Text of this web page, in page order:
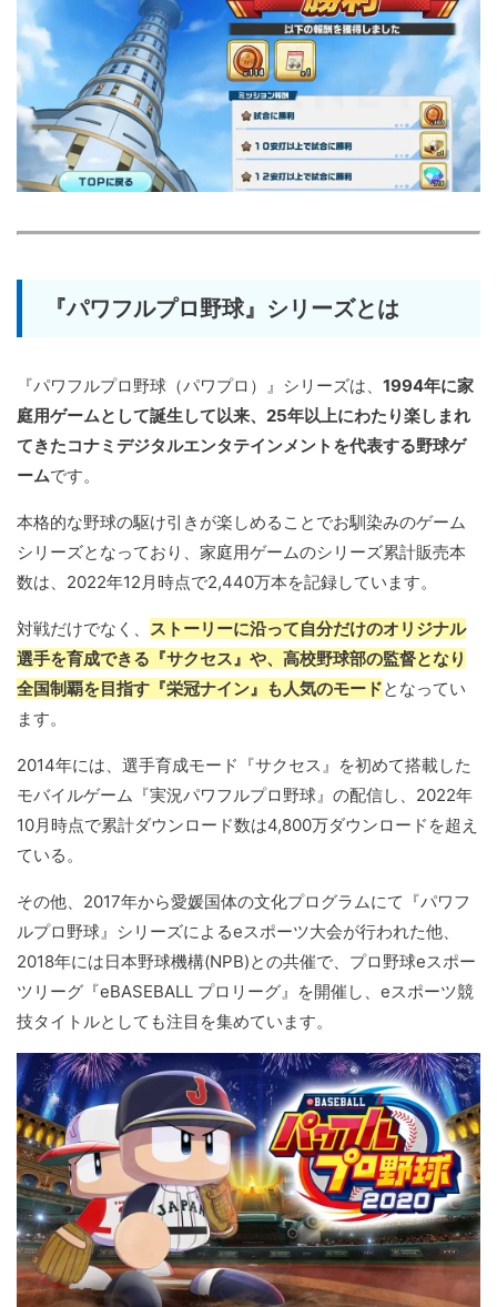
『パワフルプロ野球』シリーズとは
『パワフルプロ野球（パワプロ）』シリーズは、 1994年に家
庭用ゲームとして誕生して以来、25年以上にわたり楽しまれ
てきたコナミデジタルエンタテインメントを代表する野球ゲ
ームです。
本格的な野球の駆け引きが楽しめることでお馴染みのゲーム
シリーズとなっており、家庭用ゲームのシリーズ累計販売本
数は、2022年12月時点で2,440万本を記録しています。
対戦だけでなく、
ストーリーに沿って自分だけのオリジナル
選手を育成できる『サクセス』や、高校野球部の監督となり
全国制覇を目指す『栄冠ナイン』も人気のモードとなってい
ます。
2014年には、選手育成モード『サクセス』を初めて搭載した
モバイルゲーム『実況パワフルプロ野球』の配信し、2022年
10月時点で累計ダウンロード数は4,800万ダウンロードを超え
ている。
その他、2017年から愛媛国体の文化プログラムにて『パワフ
ルプロ野球』シリーズによるeスポーツ大会が行われた他、
2018年には日本野球機構(NPB)との共催で、プロ野球eスポー
ツリーグ『eBASEBALL プロリーグ』を開催し、eスポーツ競
技タイトルとしても注目を集めています。